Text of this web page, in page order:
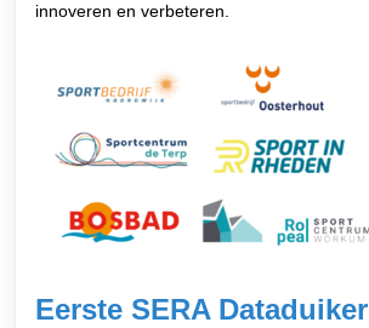
innoveren en verbeteren.
Eerste SERA Dataduiker